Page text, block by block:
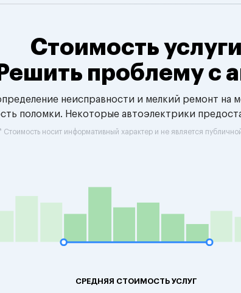
Стоимость услуги
Решить проблему с
неисправности и мелкий ремонт на
поломки. Некоторые автоэлектрики
Стоимость носит информативный характер и не является
СРЕДНЯЯ СТОИМОСТЬ УСЛУГ